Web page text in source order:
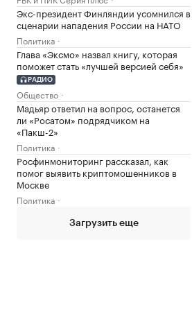
Экс-президент Финляндии усомнился в
сценарии нападения России на НАТО
Политика
Глава «Эксмо» назвал книгу, которая
поможет стать «лучшей версией себя»
РАДИО
Общество
Мадьяр ответил на вопрос, останется
ли «Росатом» подрядчиком на
«Пакш-2»
Политика
Росфинмониторинг рассказал, как
помог выявить криптомошенников в
Москве
Политика
Загрузить еще